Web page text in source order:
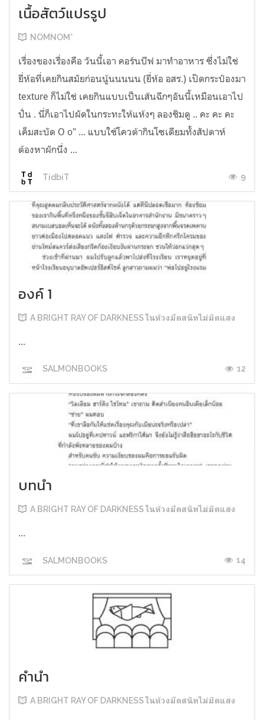
เนื้อสัตว์แปรรูป
NOMNOM*
เรื่องของเรื่องคือ วันนี้เอา คอร์นบีฟ มาทำอาหาร ซึ่งไม่ใช่
ยี่ห้อที่เคยกินสมัยก่อนนู้นนนนน (ยี่ห้อ อสร.) เปิดกระป๋องมา
texture ก็ไม่ใช่ เคยกินแบบเป็นเส้นฉีกๆอันนี้เหมือนเอาไป
ปั่น . นี่ก็เอาไปผัดในกระทะให้แห้งๆ ลองชิมดู .. คะ คะ คะ
เค็มสะบัด O o" ... แบบใช้โควต้ากินโซเดียมทั้งสัปดาห์
ต้องหาผักนึ่ง ...
TidbiT 9
องค์ 1
A BRIGHT RAY OF DARKNESS ในห้วงมืดสนิทไม่มิดแสง
...
SALMONBOOKS 12
บทนำ
A BRIGHT RAY OF DARKNESS ในห้วงมืดสนิทไม่มิดแสง
...
SALMONBOOKS 14
คำนำ
A BRIGHT RAY OF DARKNESS ในห้วงมืดสนิทไม่มิดแสง